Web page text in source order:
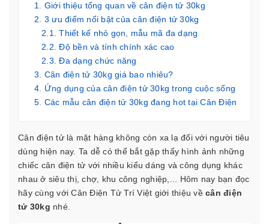
Giới thiệu tổng quan về cân điện tử 30kg
3 ưu điểm nổi bật của cân điện tử 30kg
Thiết kế nhỏ gọn, mẫu mã đa dạng
Độ bền và tính chính xác cao
Đa dạng chức năng
Cân điện tử 30kg giá bao nhiêu?
Ứng dụng của cân điện tử 30kg trong cuộc sống
Các mẫu cân điện tử 30kg đang hot tại Cân Điện
Cân điện tử tính tiền QUA 832- 30kg
Cân điện tử tính tiền CAS PR2- 30kg
Địa chỉ bán cân điện tử 30kg chất lượng cao
Cân điện tử là mặt hàng không còn xa lạ đối với người tiêu
dùng hiện nay. Ta dễ có thể bắt gặp thấy hình ảnh những
chiếc cân điện tử với nhiều kiểu dáng và công dụng khác
nhau ở siêu thị, chợ, khu công nghiệp,... Hôm nay bạn đọc
hãy cùng vớiCân Điện Tử Trí Việt giới thiệu về cân điện
tử 30kg nhé.